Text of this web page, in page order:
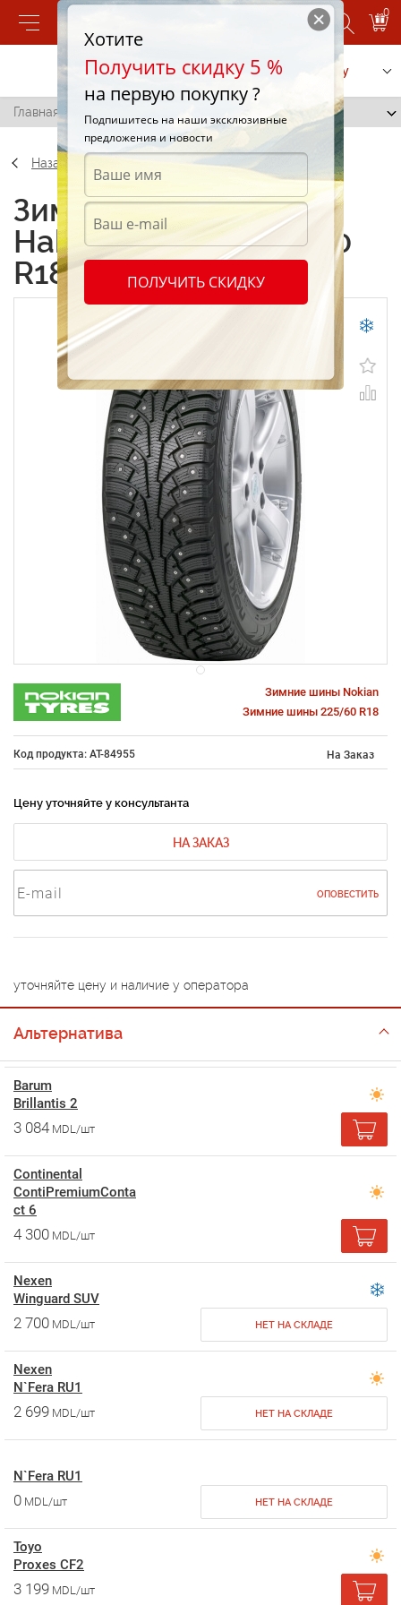
0
Позвонить Заказать услугу
Главная / Nokian Hakkapeliitta 5 225/60 R18 102S
Назад
Зимние шины Nokian
Hakkapeliitta 5 225/60
R18 102S
Зимние шины Nokian
Зимние шины 225/60 R18
Код продукта: AT-84955 На Заказ
Цену уточняйте у консультанта
НА ЗАКАЗ
ОПОВЕСТИТЬ
уточняйте цену и наличие у оператора
Альтернатива
Barum
Brillantis 2
3 084 MDL/шт
Continental
ContiPremiumConta
ct 6
4 300 MDL/шт
Nexen
Winguard SUV
2 700 MDL/шт НЕТ НА СКЛАДЕ
Nexen
N`Fera RU1
2 699 MDL/шт НЕТ НА СКЛАДЕ
N`Fera RU1
0 MDL/шт НЕТ НА СКЛАДЕ
Toyo
Proxes CF2
3 199 MDL/шт
Хотите
Получить скидку 5 %
на первую покупку ?
Подпишитесь на наши эксклюзивные
предложения и новости
ПОЛУЧИТЬ СКИДКУ